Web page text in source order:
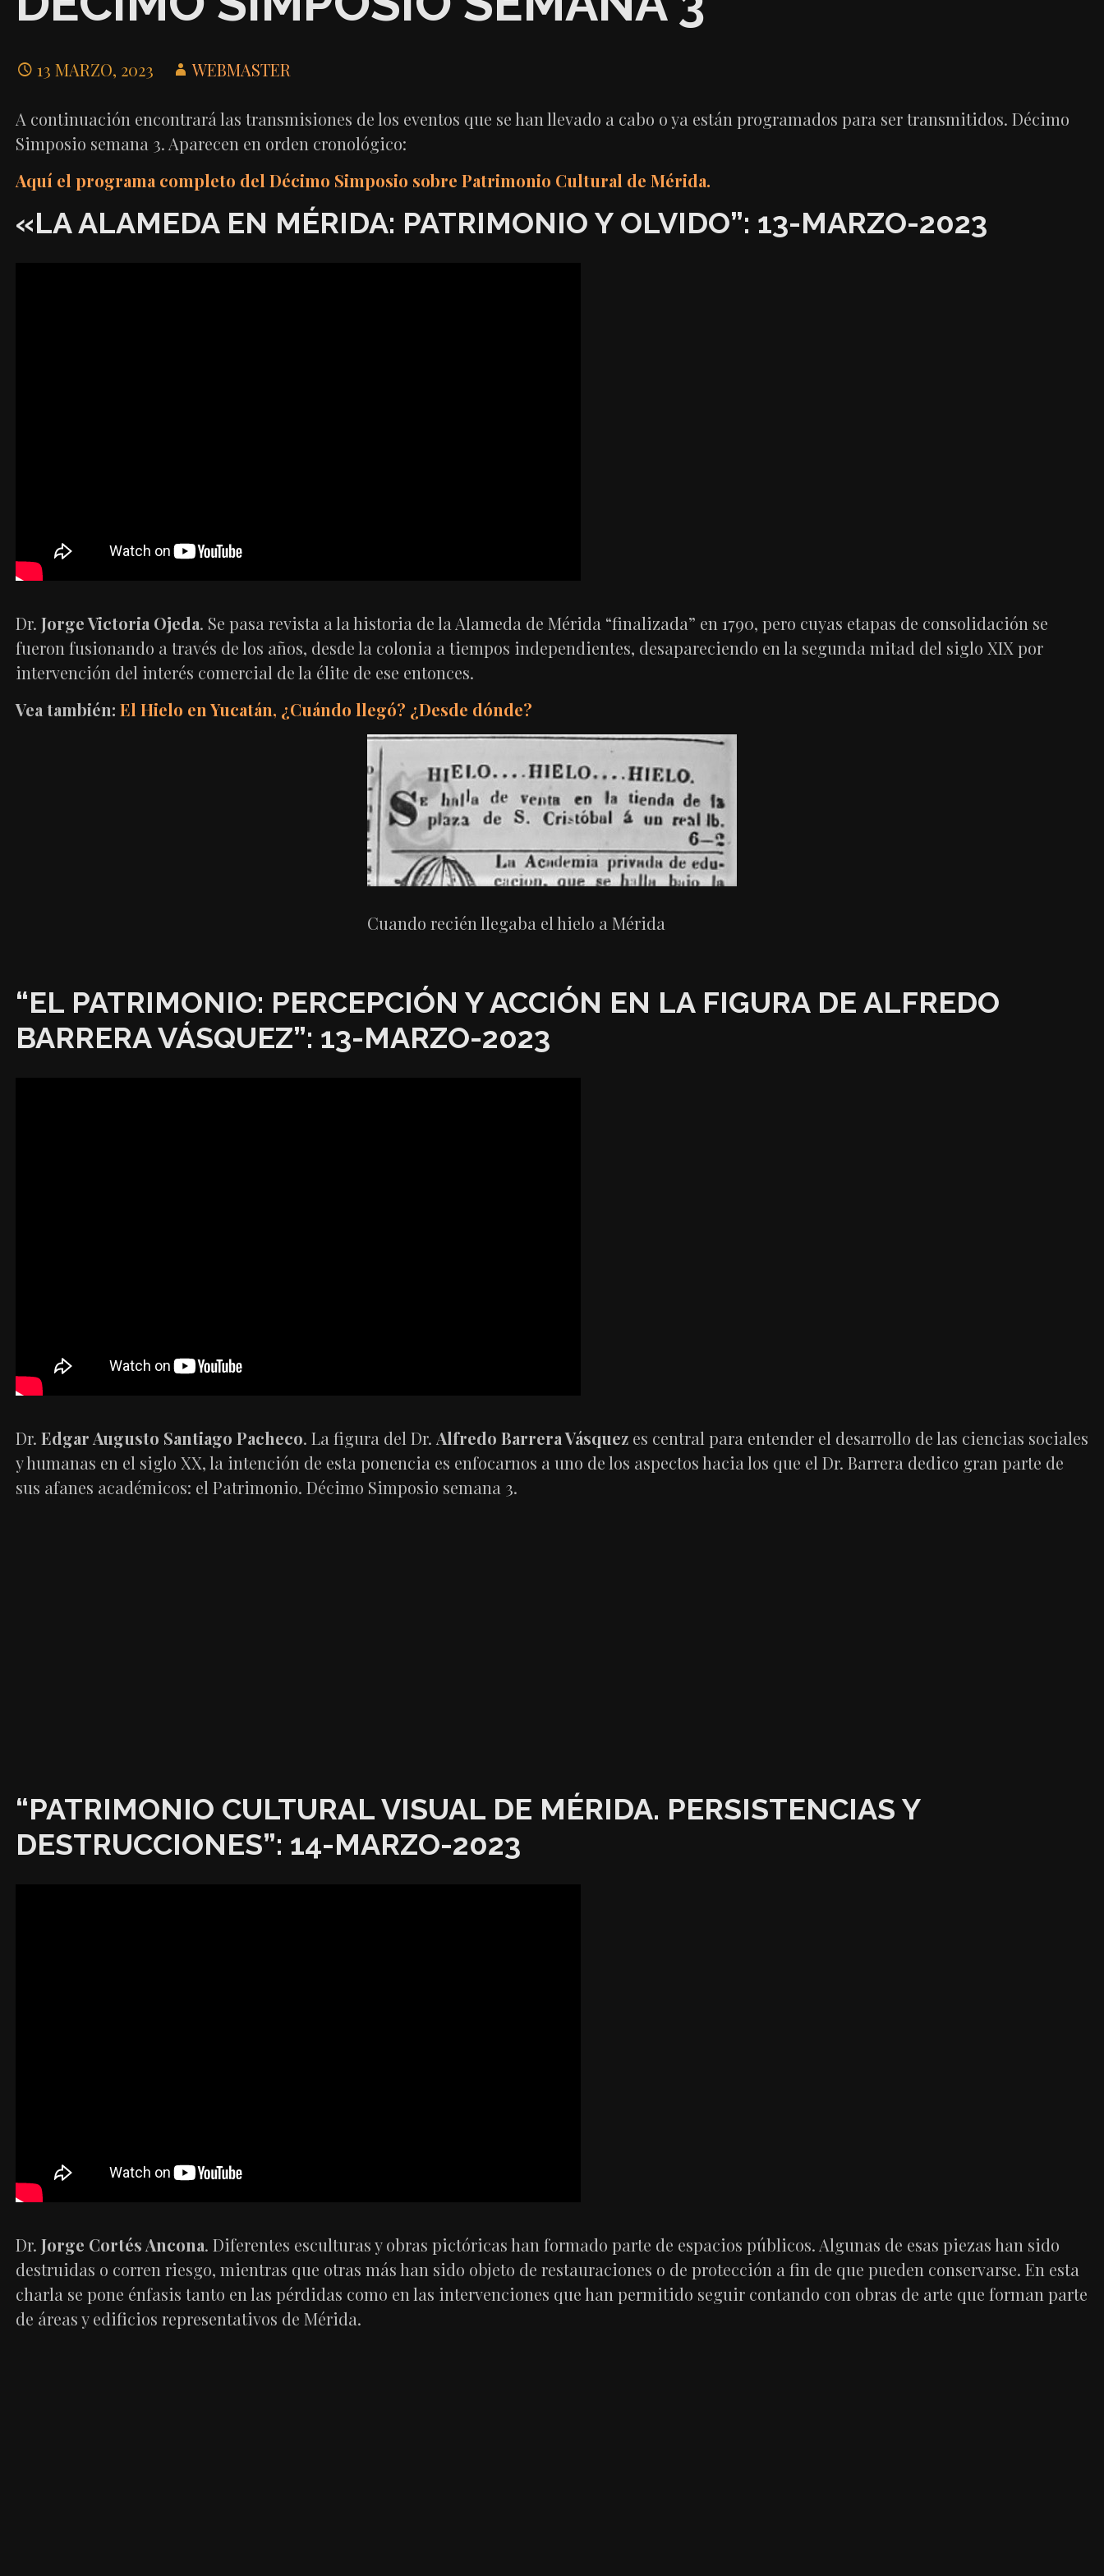
13 MARZO, 2023 WEBMASTER
A continuación encontrará las transmisiones de los eventos que se han llevado a cabo o ya están programados para ser transmitidos. Décimo
Simposio semana 3. Aparecen en orden cronológico:
Aquí el programa completo del Décimo Simposio sobre Patrimonio Cultural de Mérida.
«LA ALAMEDA EN MÉRIDA: PATRIMONIO Y OLVIDO”: 13-MARZO-2023
Dr. Jorge Victoria Ojeda. Se pasa revista a la historia de la Alameda de Mérida “finalizada” en 1790, pero cuyas etapas de consolidación se
fueron fusionando a través de los años, desde la colonia a tiempos independientes, desapareciendo en la segunda mitad del siglo XIX por
intervención del interés comercial de la élite de ese entonces.
Vea también: El Hielo en Yucatán, ¿Cuándo llegó? ¿Desde dónde?
Cuando recién llegaba el hielo a Mérida
“EL PATRIMONIO: PERCEPCIÓN Y ACCIÓN EN LA FIGURA DE ALFREDO
BARRERA VÁSQUEZ”: 13-MARZO-2023
Dr. Edgar Augusto Santiago Pacheco. La figura del Dr. Alfredo Barrera Vásquezes central para entender el desarrollo de las ciencias sociales
y humanas en el siglo XX, la intención de esta ponencia es enfocarnos a uno de los aspectos hacia los que el Dr. Barrera dedico gran parte de
sus afanes académicos: el Patrimonio. Décimo Simposio semana 3.
“PATRIMONIO CULTURAL VISUAL DE MÉRIDA. PERSISTENCIAS Y
DESTRUCCIONES”: 14-MARZO-2023
Dr. Jorge Cortés Ancona. Diferentes esculturas y obras pictóricas han formado parte de espacios públicos. Algunas de esas piezas han sido
destruidas o corren riesgo, mientras que otras más han sido objeto de restauraciones o de protección a fin de que pueden conservarse. En esta
charla se pone énfasis tanto en las pérdidas como en las intervenciones que han permitido seguir contando con obras de arte que forman parte
de áreas y edificios representativos de Mérida.